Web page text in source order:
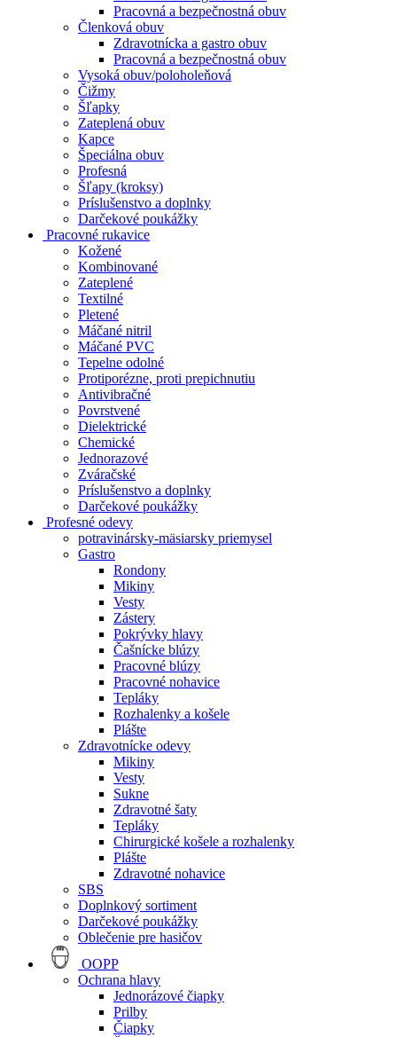
Pracovná a bezpečnostná obuv
Členková obuv
Zdravotnícka a gastro obuv
Pracovná a bezpečnostná obuv
Vysoká obuv/poloholeňová
Čižmy
Šľapky
Zateplená obuv
Kapce
Špeciálna obuv
Profesná
Šľapy (kroksy)
Príslušenstvo a doplnky
Darčekové poukážky
Pracovné rukavice
Kožené
Kombinované
Zateplené
Textilné
Pletené
Máčané nitril
Máčané PVC
Tepelne odolné
Protiporézne, proti prepichnutiu
Antivibračné
Povrstvené
Dielektrické
Chemické
Jednorazové
Zváračské
Príslušenstvo a doplnky
Darčekové poukážky
Profesné odevy
potravinársky-mäsiarsky priemysel
Gastro
Rondony
Mikiny
Vesty
Zástery
Pokrývky hlavy
Čašnícke blúzy
Pracovné blúzy
Pracovné nohavice
Tepláky
Rozhalenky a košele
Plášte
Zdravotnícke odevy
Mikiny
Vesty
Sukne
Zdravotné šaty
Tepláky
Chirurgické košele a rozhalenky
Plášte
Zdravotné nohavice
SBS
Doplnkový sortiment
Darčekové poukážky
Oblečenie pre hasičov
OOPP
Ochrana hlavy
Jednorázové čiapky
Prilby
Čiapky